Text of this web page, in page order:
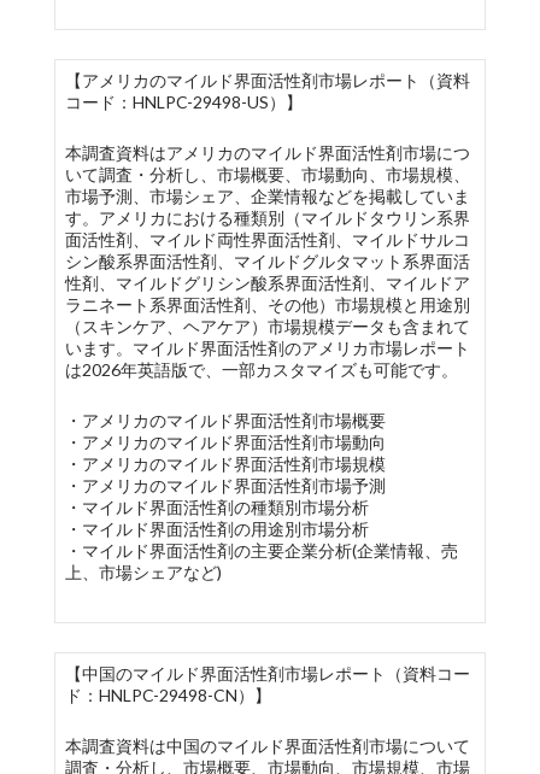
【アメリカのマイルド界面活性剤市場レポート（資料
コード：HNLPC-29498-US）】
本調査資料はアメリカのマイルド界面活性剤市場につ
いて調査・分析し、市場概要、市場動向、市場規模、
市場予測、市場シェア、企業情報などを掲載していま
す。アメリカにおける種類別（マイルドタウリン系界
面活性剤、マイルド両性界面活性剤、マイルドサルコ
シン酸系界面活性剤、マイルドグルタマット系界面活
性剤、マイルドグリシン酸系界面活性剤、マイルドア
ラニネート系界面活性剤、その他）市場規模と用途別
（スキンケア、ヘアケア）市場規模データも含まれて
います。マイルド界面活性剤のアメリカ市場レポート
は2026年英語版で、一部カスタマイズも可能です。
・アメリカのマイルド界面活性剤市場概要
・アメリカのマイルド界面活性剤市場動向
・アメリカのマイルド界面活性剤市場規模
・アメリカのマイルド界面活性剤市場予測
・マイルド界面活性剤の種類別市場分析
・マイルド界面活性剤の用途別市場分析
・マイルド界面活性剤の主要企業分析(企業情報、売
上、市場シェアなど)
【中国のマイルド界面活性剤市場レポート（資料コー
ド：HNLPC-29498-CN）】
本調査資料は中国のマイルド界面活性剤市場について
調査・分析し、市場概要、市場動向、市場規模、市場